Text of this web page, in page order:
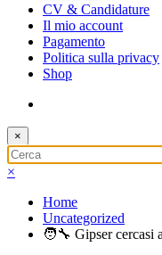
CV & Candidature
Il mio account
Pagamento
Politica sulla privacy
Shop
×
×
Home
Uncategorized
🧑‍🔧 Gipser cercasi